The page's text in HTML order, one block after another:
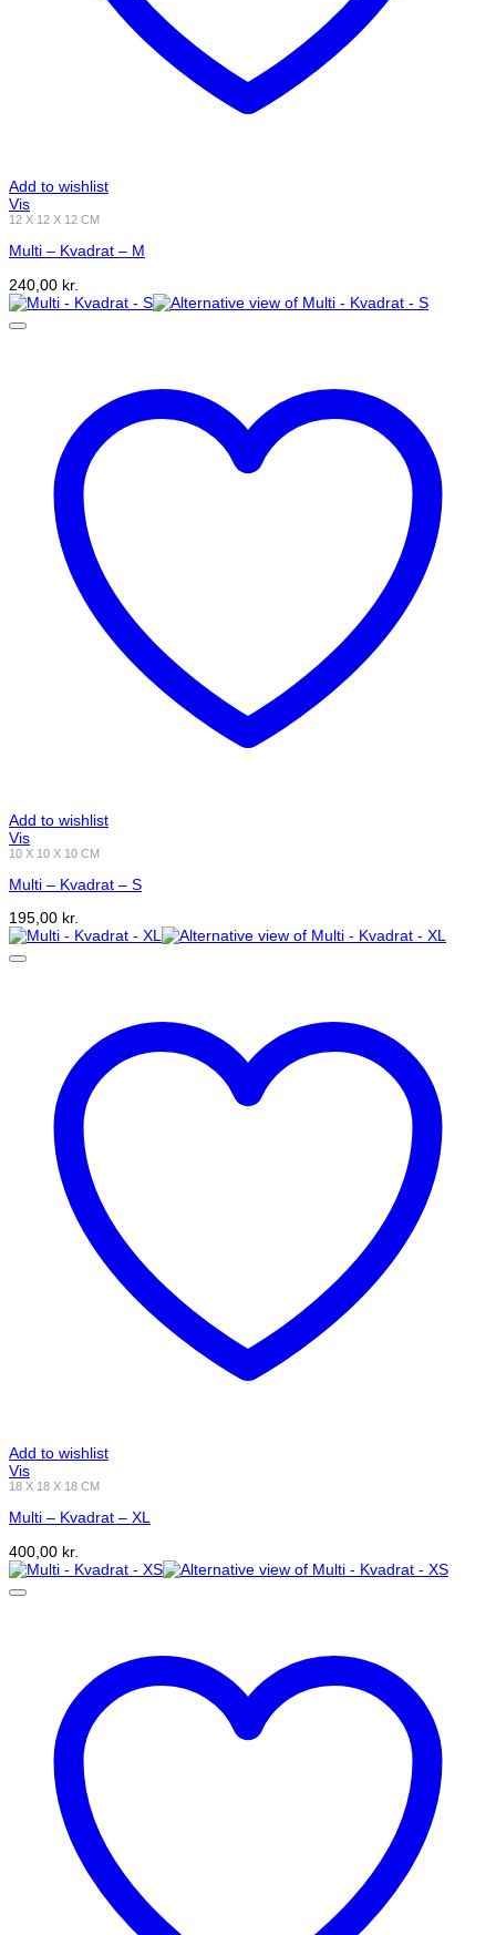
Add to wishlist
Vis
12 X 12 X 12 CM
Multi – Kvadrat – M
240,00 kr.
Add to wishlist
Vis
10 X 10 X 10 CM
Multi – Kvadrat – S
195,00 kr.
Add to wishlist
Vis
18 X 18 X 18 CM
Multi – Kvadrat – XL
400,00 kr.